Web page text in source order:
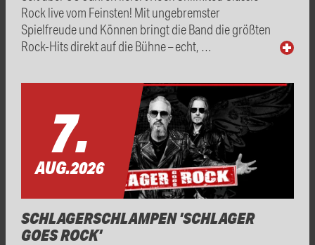
Rock live vom Feinsten! Mit ungebremster
Spielfreude und Können bringt die Band die größten
Rock-Hits direkt auf die Bühne – echt, …
7.
AUG.2026
SCHLAGERSCHLAMPEN 'SCHLAGER
GOES ROCK'